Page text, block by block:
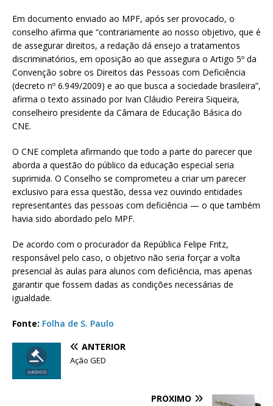
Em documento enviado ao MPF, após ser provocado, o
conselho afirma que “contrariamente ao nosso objetivo, que é
de assegurar direitos, a redação dá ensejo a tratamentos
discriminatórios, em oposição ao que assegura o Artigo 5º da
Convenção sobre os Direitos das Pessoas com Deficiência
(decreto nº 6.949/2009) e ao que busca a sociedade brasileira”,
afirma o texto assinado por Ivan Cláudio Pereira Siqueira,
conselheiro presidente da Câmara de Educação Básica do
CNE.
O CNE completa afirmando que todo a parte do parecer que
aborda a questão do público da educação especial seria
suprimida. O Conselho se comprometeu a criar um parecer
exclusivo para essa questão, dessa vez ouvindo entidades
representantes das pessoas com deficiência — o que também
havia sido abordado pelo MPF.
De acordo com o procurador da República Felipe Fritz,
responsável pelo caso, o objetivo não seria forçar a volta
presencial às aulas para alunos com deficiência, mas apenas
garantir que fossem dadas as condições necessárias de
igualdade.​
Fonte: Folha de S. Paulo
ANTERIOR
Ação GED
PRÓXIMO